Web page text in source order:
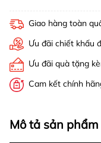
Giao hàng toàn
Ưu đãi chiết khấu
Ưu đãi quà tặng
Cam kết chính
Mô tả sản phẩm